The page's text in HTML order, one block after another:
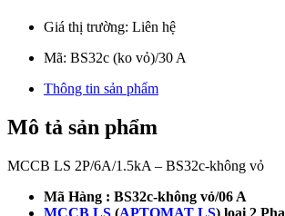
Giá thị trường: Liên hệ
Mã: BS32c (ko vỏ)/30 A
Thông tin sản phẩm
Mô tả sản phẩm
MCCB LS 2P/6A/1.5kA – BS32c-không vỏ
Mã Hàng : BS32c-không vỏ/06 A
MCCB LS (APTOMAT LS) loại 2 Pha